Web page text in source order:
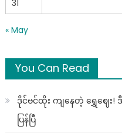
31
« May
You Can Read
ဒိုင်ဗင်ထိုး ကျနေတဲ့ ရွှေဈေး!
ပြန်ပြီ